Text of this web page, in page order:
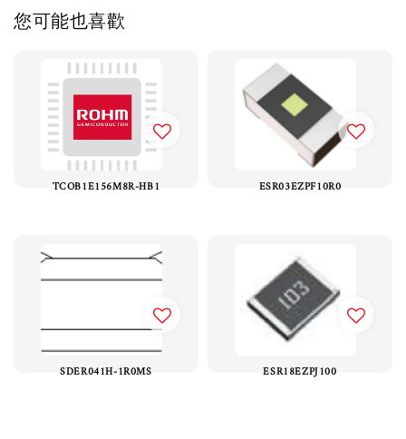
您可能也喜歡
TCOB1E156M8R-HB1 ESR03EZPF10R0
SDER041H-1R0MS ESR18EZPJ100